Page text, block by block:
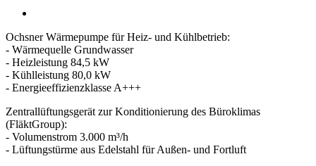
Ochsner Wärmepumpe für Heiz- und Kühlbetrieb:
- Wärmequelle Grundwasser
- Heizleistung 84,5 kW
- Kühlleistung 80,0 kW
- Energieeffizienzklasse A+++
Zentrallüftungsgerät zur Konditionierung des Büroklimas
(FläktGroup):
- Volumenstrom 3.000 m³/h
- Lüftungstürme aus Edelstahl für Außen- und Fortluft